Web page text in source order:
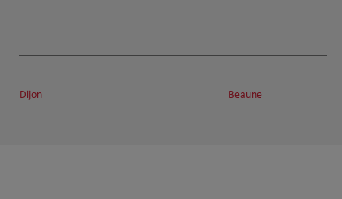
Dijon Beaune